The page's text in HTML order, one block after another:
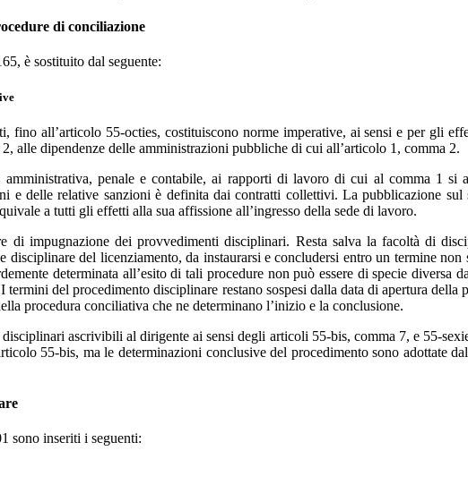
di conciliazione
è sostituito dal seguente:
fino all’articolo 55-octies, costituiscono norme imperative, ai sensi e per gli
alle dipendenze delle amministrazioni pubbliche di cui all’articolo 1, comma 2.
penale e contabile, ai rapporti di lavoro di cui al comma 1
e delle relative sanzioni è definita dai contratti collettivi. La pubblicazione sul
a tutti gli effetti alla sua affissione all’ingresso della sede di lavoro.
di impugnazione dei provvedimenti disciplinari. Resta salva la facoltà di
del licenziamento, da instaurarsi e concludersi entro un termine
determinata all’esito di tali procedure non può essere di specie
termini del procedimento disciplinare restano sospesi dalla data di apertura
procedura conciliativa che ne determinano l’inizio e la conclusione.
ascrivibili al dirigente ai sensi degli articoli 55-bis, comma 7, e 55-
55-bis, ma le determinazioni conclusive del procedimento sono adottate
sono inseriti i seguenti: